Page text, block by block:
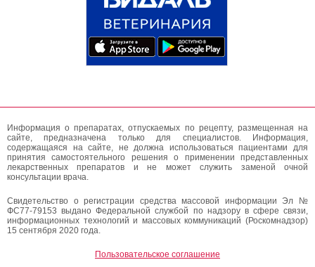
Информация о препаратах, отпускаемых по рецепту, размещенная на
сайте, предназначена только для специалистов. Информация,
содержащаяся на сайте, не должна использоваться пациентами для
принятия самостоятельного решения о применении представленных
лекарственных препаратов и не может служить заменой очной
консультации врача.
Свидетельство о регистрации средства массовой информации Эл №
ФС77-79153 выдано Федеральной службой по надзору в сфере связи,
информационных технологий и массовых коммуникаций (Роскомнадзор)
15 сентября 2020 года.
Пользовательское соглашение